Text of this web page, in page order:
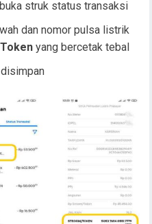
struk status transaksi
dan nomor pulsa listrik
yang bercetak tebal